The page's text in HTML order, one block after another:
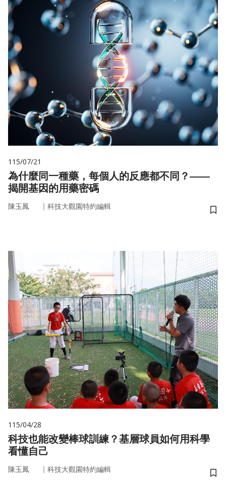
115/07/21
為什麼同一種藥，每個人的反應都不同？——
揭開基因的用藥密碼
陳玉鳳 ｜ 科技大觀園特約編輯
儲
115/04/28
科技也能改變棒球訓練？基層球員如何用科學
看懂自己
陳玉鳳 ｜ 科技大觀園特約編輯
儲